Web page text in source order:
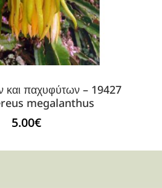
και παχυφύτων – 19427
megalanthus
5.00€